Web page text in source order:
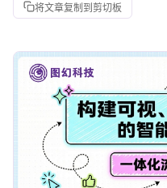
将文章复制到剪切板